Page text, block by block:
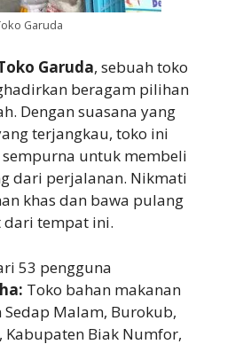
Garuda
Garuda, sebuah toko
beragam pilihan
Dengan suasana yang
terjangkau, toko ini
untuk membeli
dari perjalanan. Nikmati
khas dan bawa pulang
dari tempat ini.
53 pengguna
Toko bahan makanan
Sedap Malam, Burokub,
Kabupaten Biak Numfor,